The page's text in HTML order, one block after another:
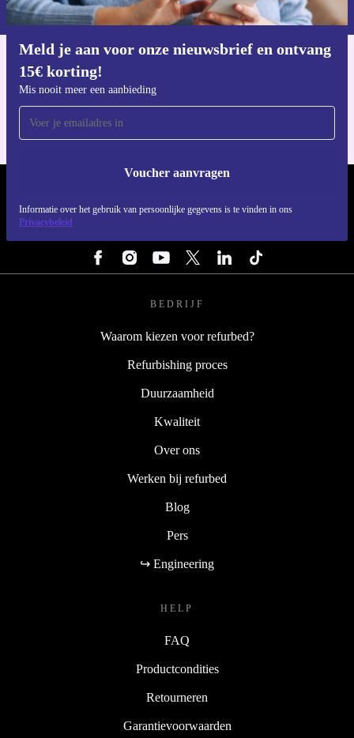
Meld je aan voor onze nieuwsbrief en ontvang
15€ korting!
Mis nooit meer een aanbieding
Voucher aanvragen
Informatie over het gebruik van persoonlijke gegevens is te vinden in ons
Privacybeleid
privacybeleid.
Voor iOS en Android
BEDRIJF
Waarom kiezen voor refurbed?
Refurbishing proces
Duurzaamheid
Kwaliteit
Over ons
Werken bij refurbed
Blog
Pers
↪ Engineering
HELP
FAQ
Productcondities
Retourneren
Garantievoorwaarden